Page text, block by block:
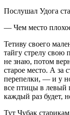
Послушал Удога
— Чем место
Тетиву своего
тайгу стрелу свою
не знаю, потом
старое место. А за
перепелки, — и у
все птицы в левый
каждый раз будет,
Тут Чубак